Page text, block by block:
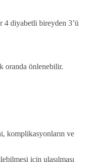
4 diyabetli bireyden 3’ü
oranda önlenebilir.
komplikasyonların ve
için ulaşılması